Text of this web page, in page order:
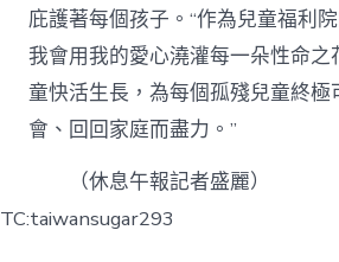
庇護著每個孩子。“作為兒童福利
我會用我的愛心澆灌每一朵性命之
童快活生長，為每個孤殘兒童終極
會、回回家庭而盡力。”
（休息午報記者盛麗）
TC:taiwansugar293